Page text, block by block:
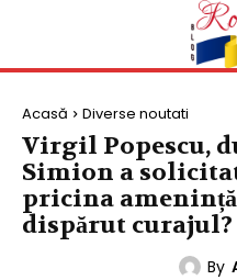
Acasă Diverse noutati
Virgil Popescu,
Simion a
pricina
dispărut curajul?
By